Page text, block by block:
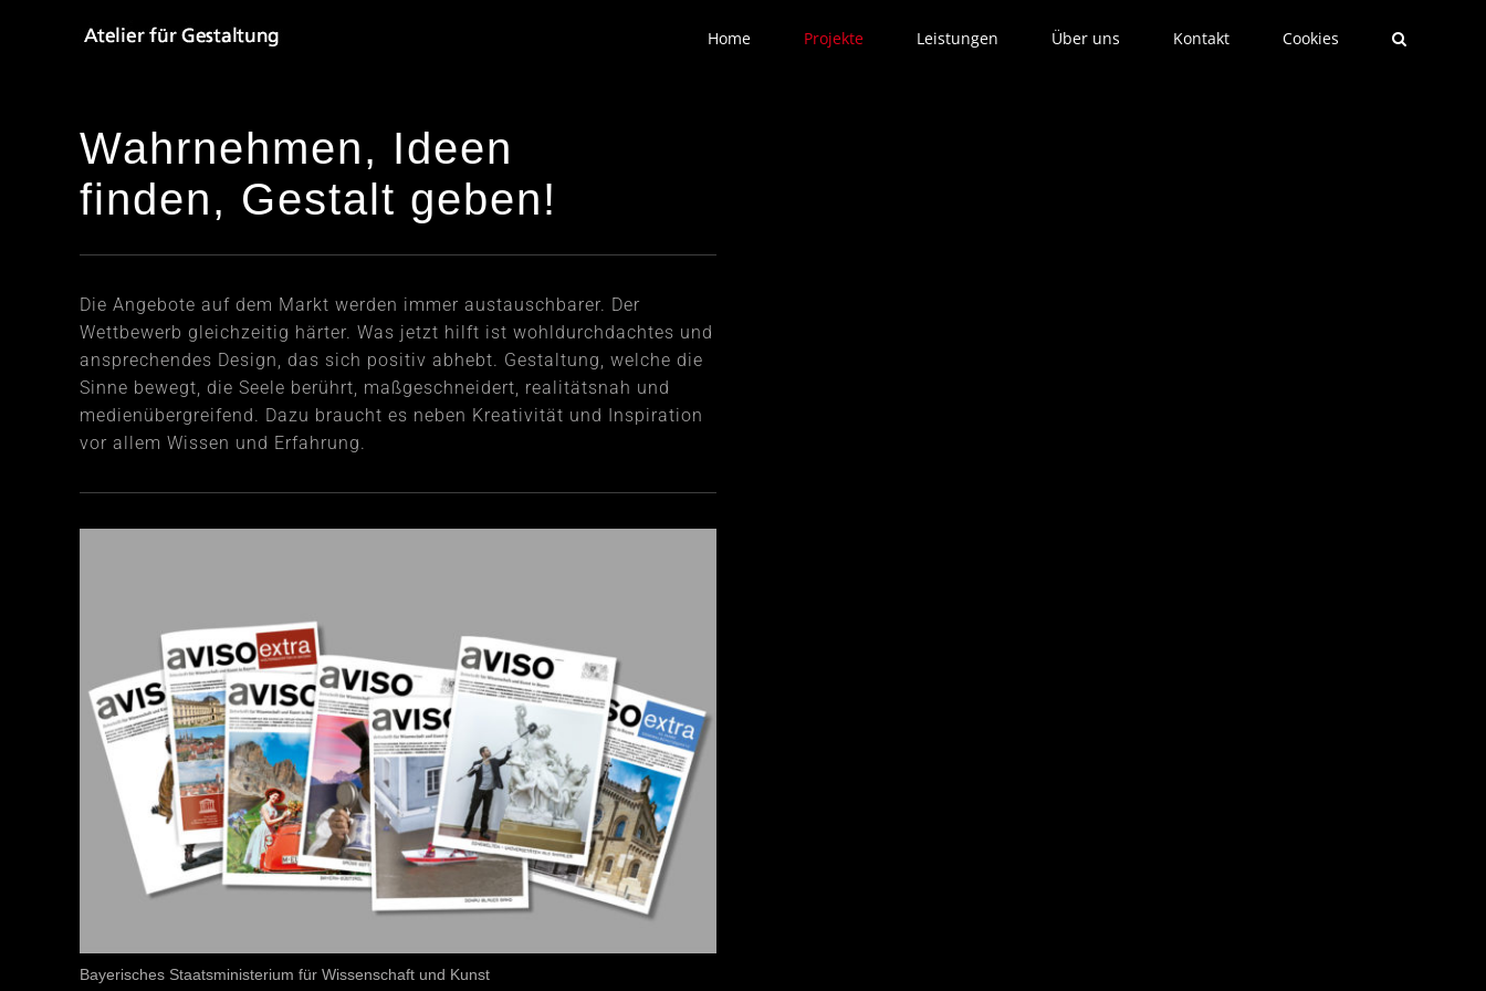
Home Projekte Leistungen Über uns Kontakt Cookies
Wahrnehmen, Ideen
finden, Gestalt geben!
Die Angebote auf dem Markt werden immer austauschbarer. Der
Wettbewerb gleichzeitig härter. Was jetzt hilft ist wohldurchdachtes und
ansprechendes Design, das sich positiv abhebt. Gestaltung, welche die
Sinne bewegt, die Seele berührt, maßgeschneidert, realitätsnah und
medienübergreifend. Dazu braucht es neben Kreativität und Inspiration
vor allem Wissen und Erfahrung.
Bayerisches Staatsministerium für Wissenschaft und Kunst